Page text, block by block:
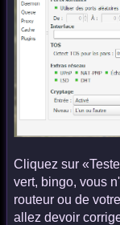
Cliquez sur
vert, bingo, vous
routeur ou de
allez devoir